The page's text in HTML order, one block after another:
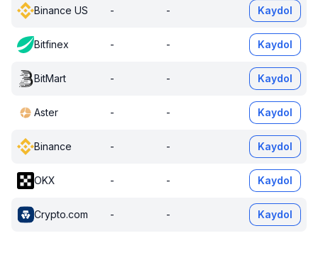
Binance US - - Kaydol
Bitfinex - - Kaydol
BitMart - - Kaydol
Aster - - Kaydol
Binance - - Kaydol
OKX - - Kaydol
Crypto.com - - Kaydol